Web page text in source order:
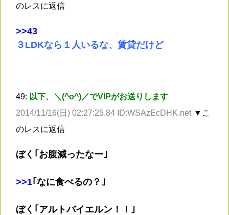
のレスに返信
>>43
３LDKなら１人いるな、賃貸だけど
49: 以下、＼(^o^)／でVIPがお送りします
2014/11/16(日) 02:27:25.84 ID:WSAzEcDHK.net ▼こ
のレスに返信
ぼく｢お腹減ったなー｣
>>1｢なに食べるの？｣
ぼく｢アルトバイエルン！！｣